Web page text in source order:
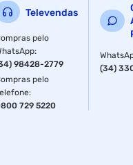
Peso: 2,45 Kg
Tamanho da Tela: 17"
Resolução da Tela: HD
Alto-Falantes: Não
Televendas
pelo
:
98428-2779
pelo
:
729 5220
(34)